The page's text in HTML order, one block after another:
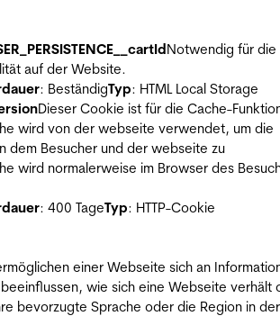
Notwendig für die
auf der Website.
: BeständigTyp: HTML Local Storage
Dieser Cookie ist für die Cache-
wird von der webseite verwendet, um die
dem Besucher und der webseite zu
wird normalerweise im Browser des
: 400 TageTyp: HTTP-Cookie
einer Webseite sich an
wie sich eine Webseite verhält
bevorzugte Sprache oder die Region in